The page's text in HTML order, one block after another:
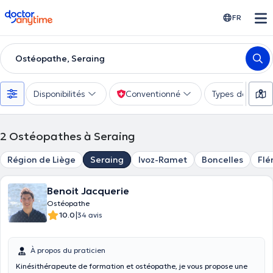
doctoranytime FR
Ostéopathe, Seraing
Disponibilités Conventionné Types de
2 Ostéopathes à Seraing
Région de Liège Seraing Ivoz-Ramet Boncelles
Benoit Jacquerie
Ostéopathe
10.0|34 avis
À propos du praticien
Kinésithérapeute de formation et ostéopathe, je vous propose une